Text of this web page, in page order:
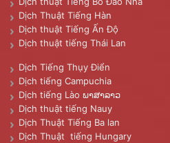
Dịch Thuật Tiếng Hàn
Dịch thuật Tiếng Ấn Độ
Dịch thuật tiếng Thái Lan
Dịch Tiếng Thụy Điển
Dịch tiếng Campuchia
Dịch tiếng Lào ພາສາລາວ
Dịch thuật tiếng Nauy
Dịch Thuật Tiếng Ba lan
Dịch Thuật tiếng Hungary